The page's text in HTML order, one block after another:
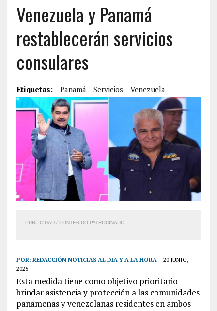
Venezuela y Panamá
restablecerán servicios
consulares
Etiquetas: Panamá Servicios Venezuela
PUBLICIDAD / CONTENIDO PATROCINADO
POR: REDACCIÓN NOTICIAS AL DIA Y A LA HORA
20 JUNIO,
2025
Esta medida tiene como objetivo prioritario
brindar asistencia y protección a las comunidades
panameñas y venezolanas residentes en ambos